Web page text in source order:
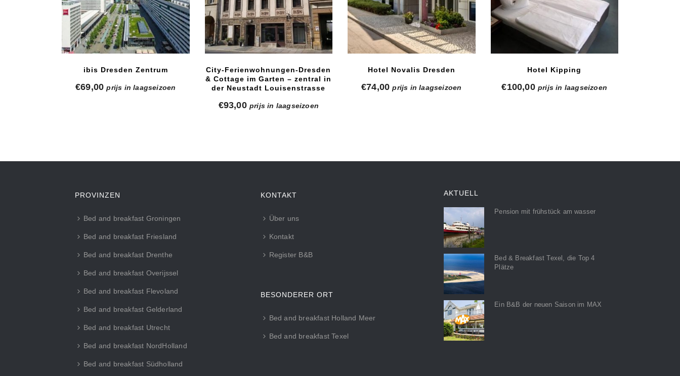
ibis Dresden Zentrum
€69,00 prijs in laagseizoen
City-Ferienwohnungen-Dresden
& Cottage im Garten – zentral in
der Neustadt Louisenstrasse
€93,00 prijs in laagseizoen
Hotel Novalis Dresden
€74,00 prijs in laagseizoen
Hotel Kipping
€100,00 prijs in laagseizoen
PROVINZEN
Bed and breakfast Groningen
Bed and breakfast Friesland
Bed and breakfast Drenthe
Bed and breakfast Overijssel
Bed and breakfast Flevoland
Bed and breakfast Gelderland
Bed and breakfast Utrecht
Bed and breakfast NordHolland
Bed and breakfast Südholland
KONTAKT
Über uns
Kontakt
Register B&B
BESONDERER ORT
Bed and breakfast Holland Meer
Bed and breakfast Texel
AKTUELL
Pension mit frühstück am wasser
Bed & Breakfast Texel, die Top 4
Plätze
Ein B&B der neuen Saison im MAX